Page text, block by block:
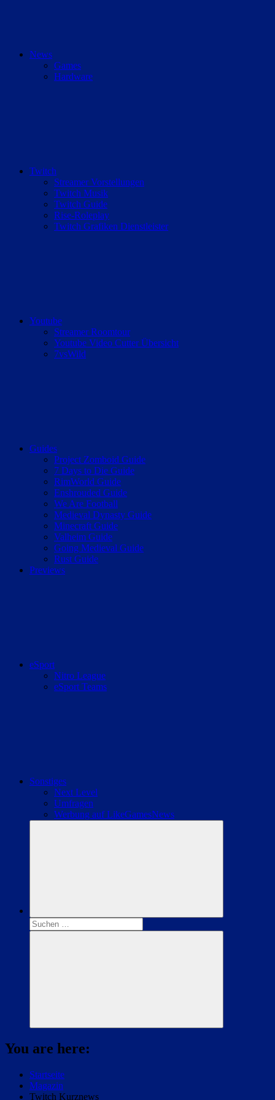
News
Games
Hardware
Twitch
Streamer Vorstellungen
Twitch Musik
Twitch Guide
Rise-Roleplay
Twitch Grafiken Dienstleister
Youtube
Streamer Roomtour
Youtube Video Cutter Übersicht
7vsWild
Guides
Project Zomboid Guide
7 Days to Die Guide
RimWorld Guide
Enshrouded Guide
We Are Football
Medieval Dynasty Guide
Minecraft Guide
Valheim Guide
Going Medieval Guide
Rust Guide
Previews
eSport
Nitro League
eSport Teams
Sonstiges
Next Level
Umfragen
Werbung auf LikeGamesNews
Suchen
nach:
Suchen
You are here:
Startseite
Magazin
Twitch Kurznews